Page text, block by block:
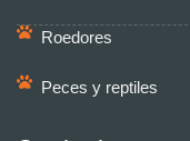
Roedores
Peces y reptiles